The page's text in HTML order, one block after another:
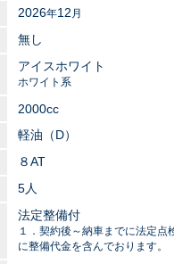
2026年12 月
無し
アイスホワイト
ホワイト系
2000cc
軽油（D）
８AT
5人
法定整備付
１．契約後～納車までに法定
に整備代金を含んでおります